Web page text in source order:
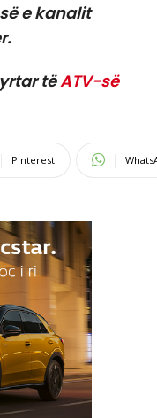
e kanalit
tëATV-së
Pinterest